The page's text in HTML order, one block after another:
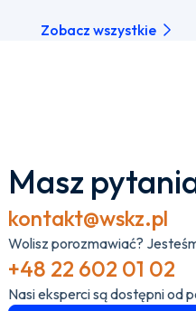
Zobacz wszystkie
Masz
kontakt@wskz.pl
Wolisz porozmawiać?
+48 22 602 01 02
Nasi eksperci są dostępni od